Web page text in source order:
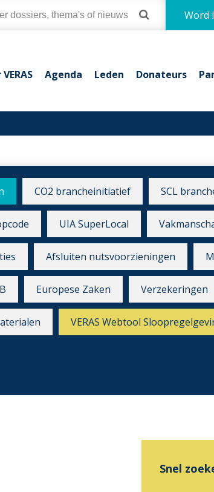
Word
Agenda Leden Donateurs
CO2 brancheinitiatief SCL
UIA SuperLocal
Afsluiten nutsvoorzieningen
Europese Zaken Verzekeringen
VERAS Webtool
Snel